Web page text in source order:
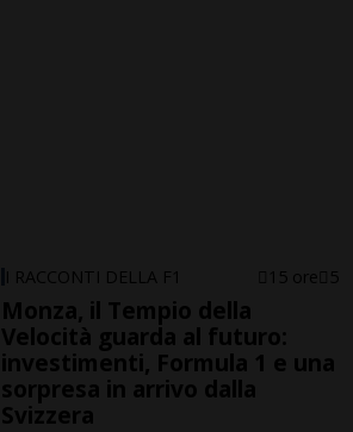
I RACCONTI DELLA F1 15 ore 5
Monza, il Tempio della
Velocità guarda al futuro:
investimenti, Formula 1 e una
sorpresa in arrivo dalla
Svizzera